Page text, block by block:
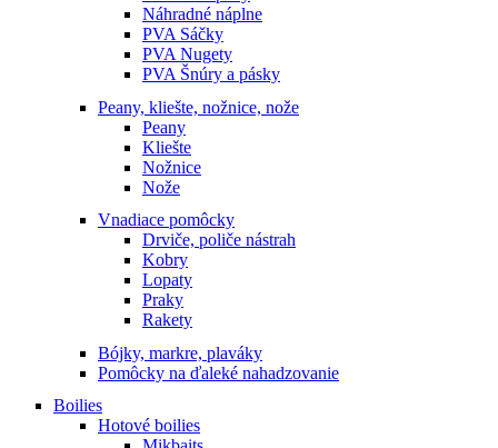
Náhradné náplne
PVA Sáčky
PVA Nugety
PVA Šnúry a pásky
Peany, kliešte, nožnice, nože
Peany
Kliešte
Nožnice
Nože
Vnadiace pomôcky
Drviče, poliče nástrah
Kobry
Lopaty
Praky
Rakety
Bójky, markre, plaváky
Pomôcky na ďaleké nahadzovanie
Boilies
Hotové boilies